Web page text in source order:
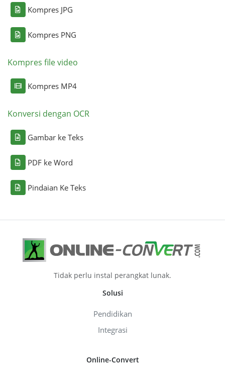
Kompres JPG
Kompres PNG
Kompres file video
Kompres MP4
Konversi dengan OCR
Gambar ke Teks
PDF ke Word
Pindaian Ke Teks
Tidak perlu instal perangkat lunak.
Solusi
Pendidikan
Integrasi
Online-Convert